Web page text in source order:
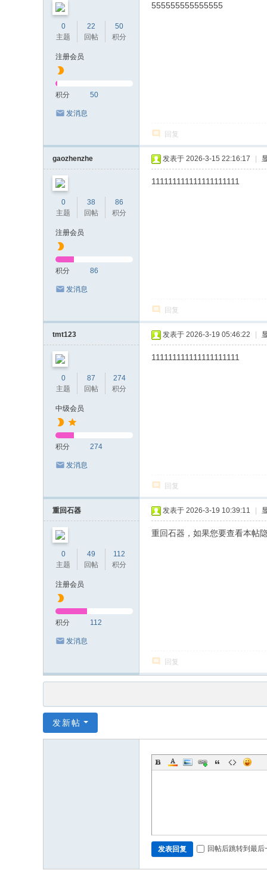
0
主题
22
回帖
50
积分
注册会员
积分 50
发消息
555555555555555
回复
gaozhenzhe
0
主题
38
回帖
86
积分
注册会员
积分 86
发消息
发表于 2026-3-15 22:16:17
111111111111111111111
回复
tmt123
0
主题
87
回帖
274
积分
中级会员
积分 274
发消息
发表于 2026-3-19 05:46:22
111111111111111111111
回复
重回石器
0
主题
49
回帖
112
积分
注册会员
积分 112
发消息
发表于 2026-3-19 10:39:11
重回石器，如果您要查看本帖
回复
发新帖
发表回复 回帖后跳转到最后